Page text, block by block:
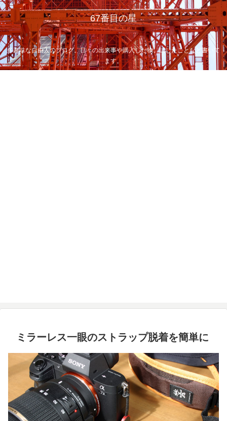
67番目の星
多趣味な自由人のブログ。日々の出来事や購入した物、試したことなど書いて
ます。
ミラーレス一眼のストラップ脱着を簡単に